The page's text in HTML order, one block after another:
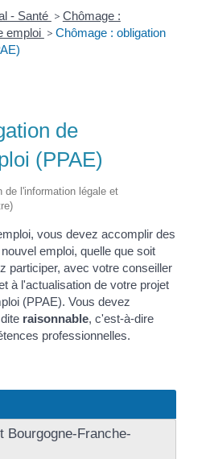
- Santé > Chômage :
emploi > Chômage : obligation
de
(PPAE)
de l'information légale et
vous devez accomplir des
emploi, quelle que soit
participer, avec votre conseiller
à l'actualisation de votre projet
(PPAE). Vous devez
raisonnable, c'est-à-dire
professionnelles.
Bourgogne-Franche-